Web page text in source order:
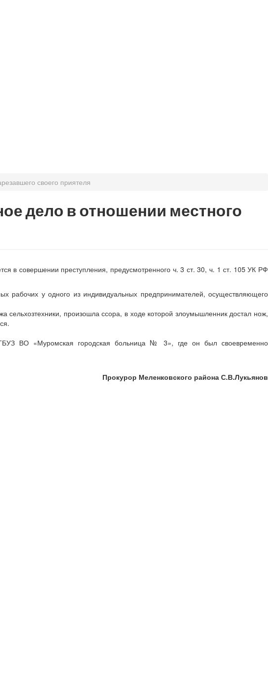
своего приятеля
дело в отношении местного
в совершении преступления, предусмотренного ч. 3 ст. 30, ч. 1 ст. 105 УК РФ
рабочих у одного из индивидуальных предпринимателей, осуществляющего
произошла ссора, в ходе которой злоумышленник достал нож,
ВО «Муромская городская больница № 3», где он был своевременно
Прокурор Меленковского района С.В.Лукьянов